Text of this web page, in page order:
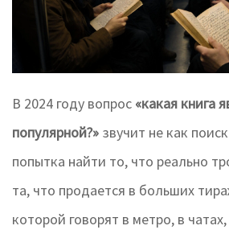
В 2024 году вопрос «какая книга
популярной?» звучит не как
попытка найти то, что реально
та, что продается в больших
которой говорят в метро, в чатах,